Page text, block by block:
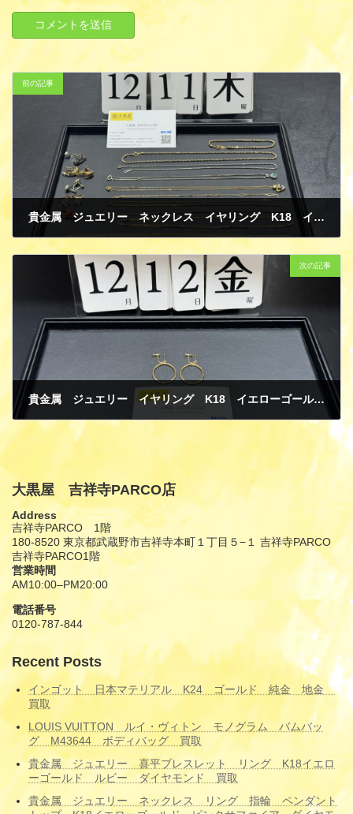
前の記事
貴金属 ジュエリー ネックレス イヤリング K18 イエローゴールド PT850 プラチナ 色石 宝石 キヘイ 喜平 コンビ 買取
12月 15, 2025
次の記事
貴金属 ジュエリー イヤリング K18 イエローゴールド 買取
12月 15, 2025
大黒屋 吉祥寺PARCO店
Address
吉祥寺PARCO 1階
180-8520 東京都武蔵野市吉祥寺本町１丁目５−１ 吉祥寺PARCO
吉祥寺PARCO1階
営業時間
AM10:00–PM20:00
電話番号
0120-787-844
Recent Posts
インゴット 日本マテリアル K24 ゴールド 純金 地金
買取
LOUIS VUITTON ルイ・ヴィトン モノグラム バムバッ
グ M43644 ボディバッグ 買取
貴金属 ジュエリー 喜平ブレスレット リング K18イエロ
ーゴールド ルビー ダイヤモンド 買取
貴金属 ジュエリー ネックレス リング 指輪 ペンダント